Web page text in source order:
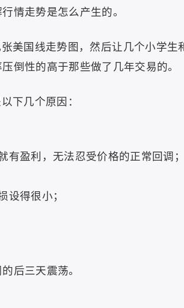
情走势是怎么产生的。
美国线走势图，然后让几个小学生
倒性的高于那些做了几年交易的。
下几个原因：
盈利，无法忍受价格的正常回调；
设得很小；
后三天震荡。